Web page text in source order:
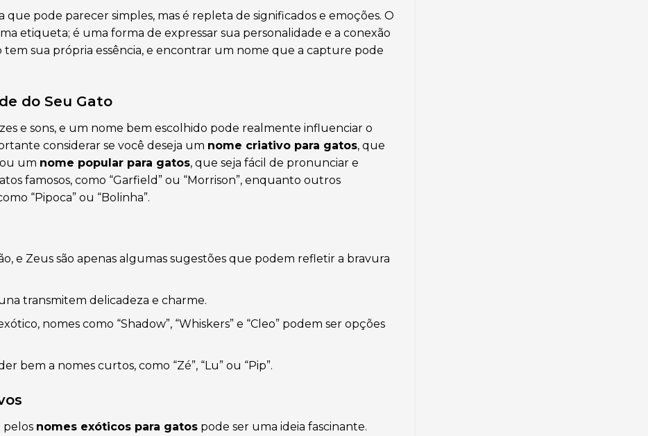
pode parecer simples, mas é repleta de significados e emoções. O
etiqueta; é uma forma de expressar sua personalidade e a conexão
sua própria essência, e encontrar um nome que a capture pode
do Seu Gato
e sons, e um nome bem escolhido pode realmente influenciar o
considerar se você deseja um nome criativo para gatos, que
um nome popular para gatos, que seja fácil de pronunciar e
famosos, como “Garfield” ou “Morrison”, enquanto outros
“Pipoca” ou “Bolinha”.
e Zeus são apenas algumas sugestões que podem refletir a bravura
transmitem delicadeza e charme.
nomes como “Shadow”, “Whiskers” e “Cleo” podem ser opções
bem a nomes curtos, como “Zé”, “Lu” ou “Pip”.
pelos nomes exóticos para gatos pode ser uma ideia fascinante.